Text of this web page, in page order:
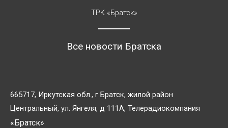
ТРК «Братск»
Все новости Братска
665717, Иркутская обл., г Братск, жилой район
Центральный, ул. Янгеля, д 111А, Телерадиокомпания
«Братск»